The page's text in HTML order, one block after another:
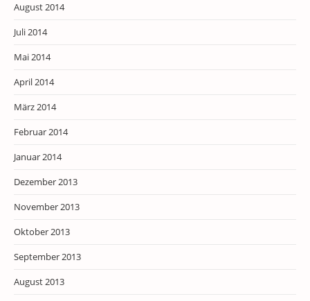
August 2014
Juli 2014
Mai 2014
April 2014
März 2014
Februar 2014
Januar 2014
Dezember 2013
November 2013
Oktober 2013
September 2013
August 2013